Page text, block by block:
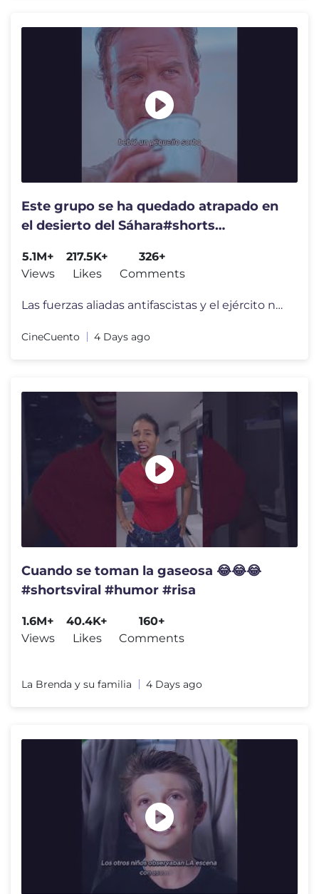
Este grupo se ha quedado atrapado en
el desierto del Sáhara#shorts
5.1M+
Views
217.5K+
Likes
326+
Comments
Las fuerzas aliadas antifascistas y el ejército nazi-fascista alemán
CineCuento 4 Days ago
Cuando se toman la gaseosa 😂😂😂
#shortsviral #humor #risa
1.6M+
Views
40.4K+
Likes
160+
Comments
La Brenda y su familia 4 Days ago